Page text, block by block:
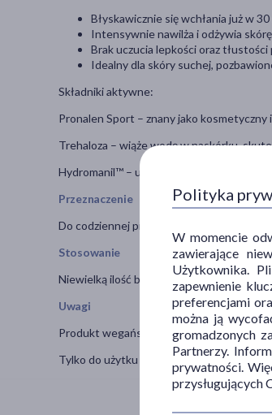
Błyskawicznie się wchłania już w
Intensywnie nawilża i odżywia
Brak uczucia lepkości oraz tłustości
Idealny dla skóry suchej,
Składniki aktywne:
Pronalen Sport – znany jako kosmetyczny
Trehaloza – wiąże wodę w naskórku,
Hydromanil™ – unikalny kompleks
Przeznaczenie
Do codziennej pielęgnacji skóry suchej,
Stosowanie
Niewielką ilość balsamu nałóż na ciało i
Uwagi
Produkt wegański, przebadany
Tylko do użytku zewnętrznego.
Polityka
W momencie
zawierające
Użytkownika.
zapewnienie
preferencjami
można ją
gromadzonych
Partnerzy.
prywatności.
przysługujących